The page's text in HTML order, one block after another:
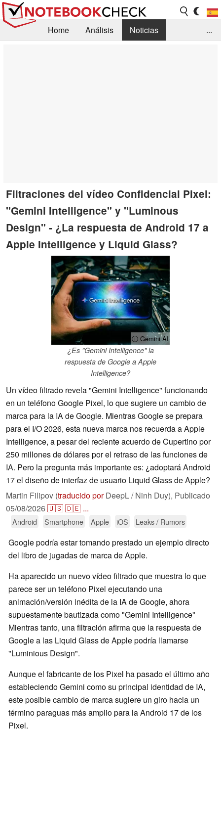
Home Análisis
Noticias
...
Filtraciones del vídeo Confidencial Pixel:
"Gemini Intelligence" y "Luminous
Design" - ¿La respuesta de Android 17 a
Apple Intelligence y Liquid Glass?
ⓘ Gemini AI
¿Es "Gemini Intelligence" la
respuesta de Google a Apple
Intelligence?
Un vídeo filtrado revela "Gemini Intelligence" funcionando
en un teléfono Google Pixel, lo que sugiere un cambio de
marca para la IA de Google. Mientras Google se prepara
para el I/O 2026, esta nueva marca nos recuerda a Apple
Intelligence, a pesar del reciente acuerdo de Cupertino por
250 millones de dólares por el retraso de las funciones de
IA. Pero la pregunta más importante es: ¿adoptará Android
17 el diseño de interfaz de usuario Liquid Glass de Apple?
Martin Filipov (traducido porDeepL / Ninh Duy), Publicado
05/08/2026🇺🇸🇩🇪 ...
Android Smartphone Apple iOS Leaks / Rumors
Google podría estar tomando prestado un ejemplo directo
del libro de jugadas de marca de Apple.
Ha aparecido un nuevo vídeo filtrado que muestra lo que
parece ser un teléfono Pixel ejecutando una
animación/versión inédita de la IA de Google, ahora
supuestamente bautizada como "Gemini Intelligence"
Mientras tanto, una filtración afirma que la respuesta de
Google a las Liquid Glass de Apple podría llamarse
"Luminious Design".
Aunque el fabricante de los Pixel ha pasado el último año
estableciendo Gemini como su principal identidad de IA,
este posible cambio de marca sugiere un giro hacia un
término paraguas más amplio para la Android 17 de los
Pixel.